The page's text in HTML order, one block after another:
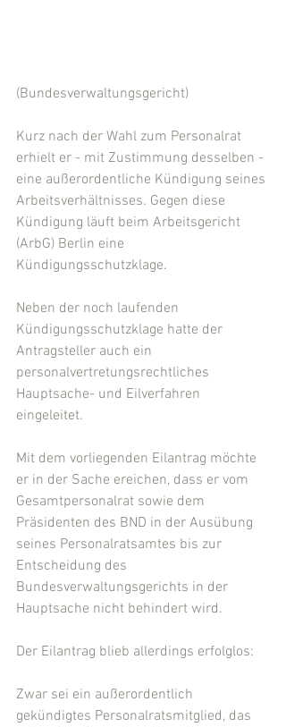
(Bundesverwaltungsgericht)
Kurz nach der Wahl zum Personalrat
erhielt er - mit Zustimmung desselben -
eine außerordentliche Kündigung seines
Arbeitsverhältnisses. Gegen diese
Kündigung läuft beim Arbeitsgericht
(ArbG) Berlin eine
Kündigungsschutzklage.
Neben der noch laufenden
Kündigungsschutzklage hatte der
Antragsteller auch ein
personalvertretungsrechtliches
Hauptsache- und Eilverfahren
eingeleitet.
Mit dem vorliegenden Eilantrag möchte
er in der Sache ereichen, dass er vom
Gesamtpersonalrat sowie dem
Präsidenten des BND in der Ausübung
seines Personalratsamtes bis zur
Entscheidung des
Bundesverwaltungsgerichts in der
Hauptsache nicht behindert wird.
Der Eilantrag blieb allerdings erfolglos:
Zwar sei ein außerordentlich
gekündigtes Personalratsmitglied, das